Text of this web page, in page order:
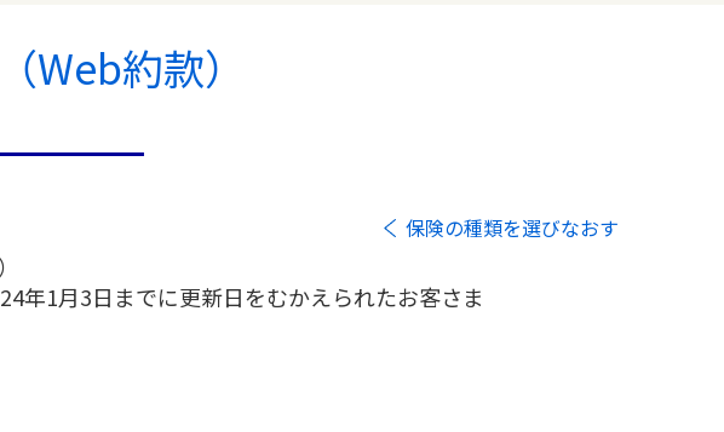
（Web約款）
保険の種類を選びなおす
年1月3日までに更新日をむかえられたお客さま